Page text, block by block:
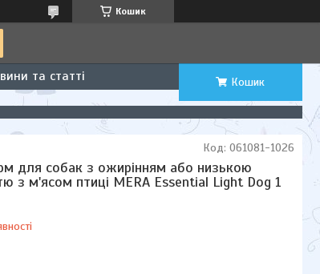
Кошик
та статті Кошик
для собак з ожирінням або низькою
з м'ясом птиці MERA Essential Light Dog 1
Код: 061081-1026